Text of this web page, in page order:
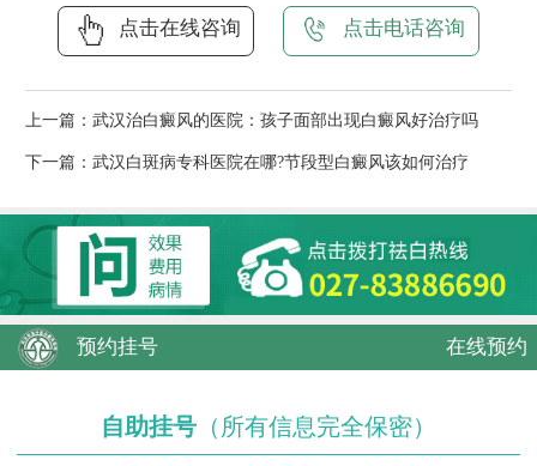
点击在线咨询 点击电话咨询
上一篇： 武汉治白癜风的医院：孩子面部出现白癜风好治疗吗
下一篇： 武汉白斑病专科医院在哪?节段型白癜风该如何治疗
预约挂号 在线预约
自助挂号 （所有信息完全保密）